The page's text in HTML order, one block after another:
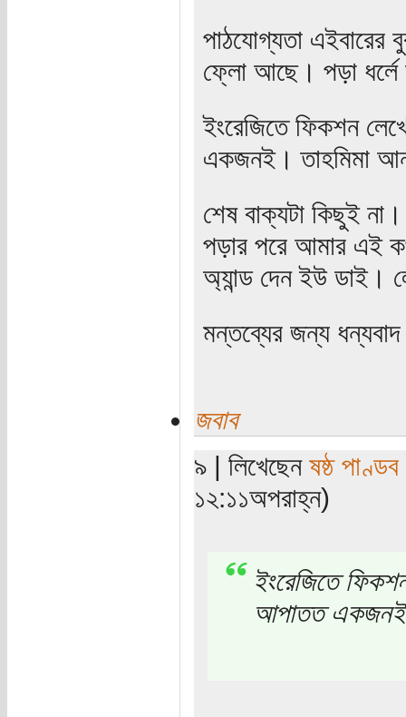
পাঠযোগ্যতা এইবারের
ফ্লো আছে। পড়া
ইংরেজিতে ফিকশন
একজনই। তাহমিমা
শেষ বাক্যটা কিছুই
পড়ার পরে আমার এই
অ্যান্ড দেন ইউ
মন্তব্যের জন্য
জবাব
৯ | লিখেছেন ষষ্ঠ পাণ্ডব
১২:১১অপরাহ্ন)
ইংরেজিতে
আপাতত